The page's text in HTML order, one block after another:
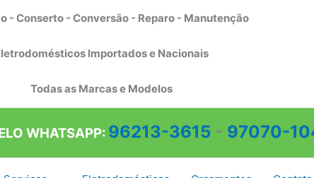
- Conserto - Conversão - Reparo - Manutenção
Importados e Nacionais
Todas as Marcas e Modelos
WHATSAPP: 96213-3615 - 97070-